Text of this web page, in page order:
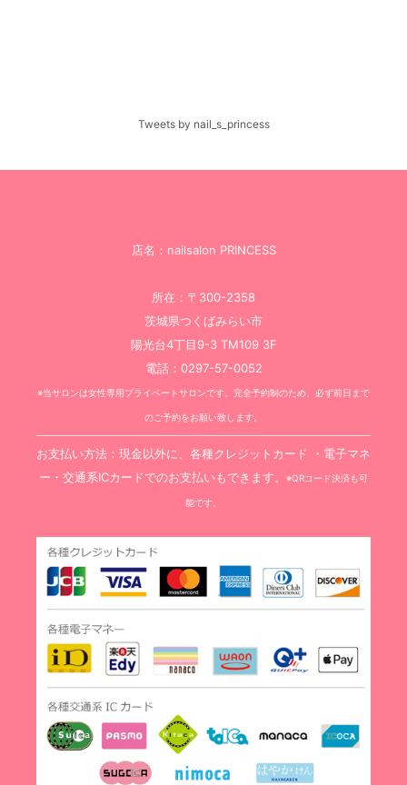
Tweets by nail_s_princess
店名：nailsalon PRINCESS
所在：〒300-2358
茨城県つくばみらい市
陽光台4丁目9-3 TM109 3F
電話：0297-57-0052
※当サロンは女性専用プライベートサロンです。完全予約制のため、必ず前日まで
のご予約をお願い致します。
お支払い方法：現金以外に、各種クレジットカード ・電子マネ
ー・交通系ICカードでのお支払いもできます。
※QRコード決済も可
能です。